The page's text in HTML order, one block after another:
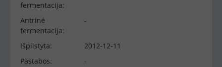
fermentacija:
Antrinė
fermentacija:
-
Išpilstyta:
2012-12-11
Pastabos:
-